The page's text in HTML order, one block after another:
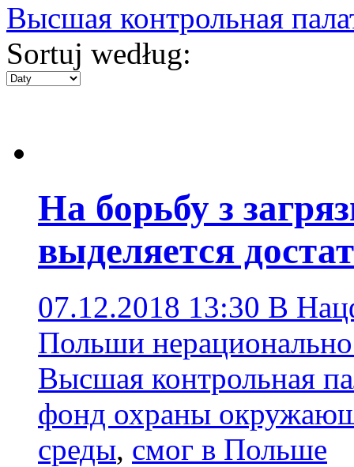
Высшая контрольная
Sortuj według:
На борьбу з
выделяется
07.12.2018 13:30 В
Польши
Высшая контрольная
фонд охраны
среды, смог в Польше